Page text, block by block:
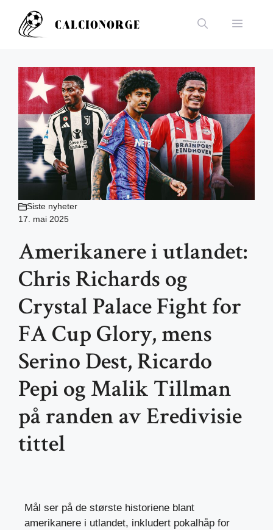
innhold
Meny
Siste nyheter
17. mai 2025
Amerikanere i utlandet:
Chris Richards og
Crystal Palace Fight for
FA Cup Glory, mens
Serino Dest, Ricardo
Pepi og Malik Tillman
på randen av Eredivisie
tittel
Mål ser på de største historiene blant
amerikanere i utlandet, inkludert pokalhåp for